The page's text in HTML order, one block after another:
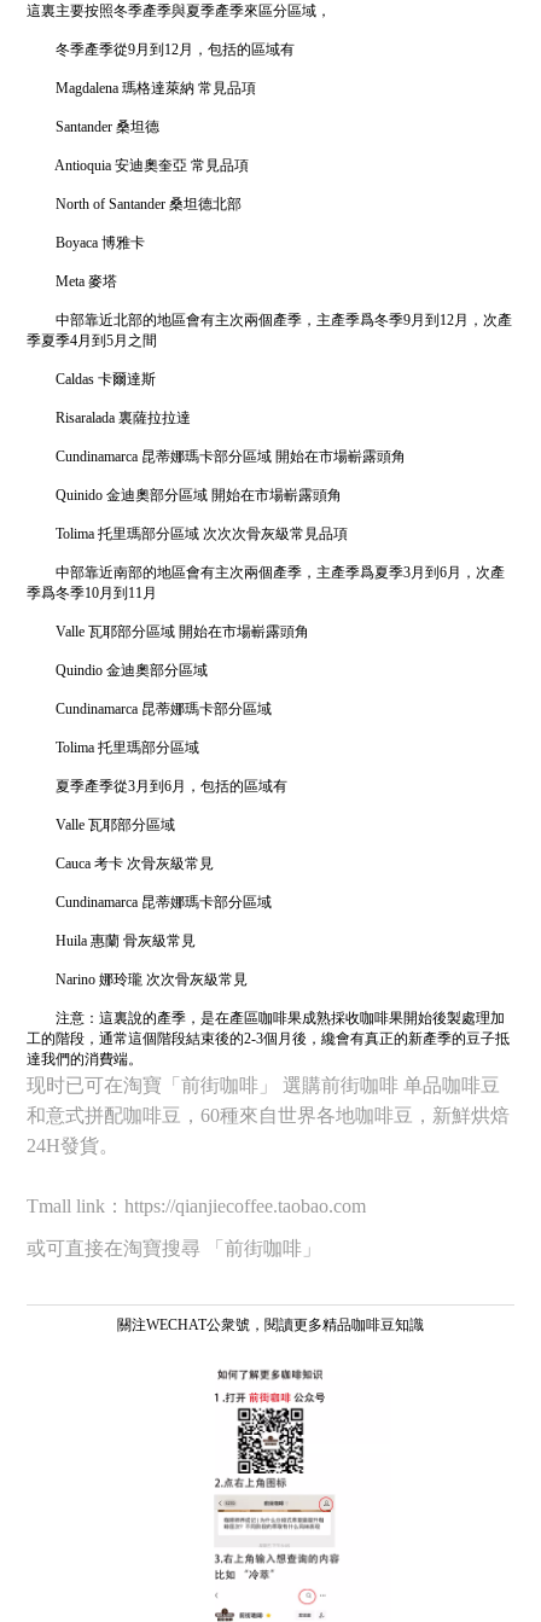
這裏主要按照冬季產季與夏季產季來區分區域，
冬季產季從9月到12月，包括的區域有
Magdalena 瑪格達萊納 常見品項
Santander 桑坦德
Antioquia 安迪奧奎亞 常見品項
North of Santander 桑坦德北部
Boyaca 博雅卡
Meta 麥塔
中部靠近北部的地區會有主次兩個產季，主產季爲冬季9月到12月，次產
季夏季4月到5月之間
Caldas 卡爾達斯
Risaralada 裏薩拉拉達
Cundinamarca 昆蒂娜瑪卡部分區域 開始在市場嶄露頭角
Quinido 金迪奧部分區域 開始在市場嶄露頭角
Tolima 托里瑪部分區域 次次次骨灰級常見品項
中部靠近南部的地區會有主次兩個產季，主產季爲夏季3月到6月，次產
季爲冬季10月到11月
Valle 瓦耶部分區域 開始在市場嶄露頭角
Quindio 金迪奧部分區域
Cundinamarca 昆蒂娜瑪卡部分區域
Tolima 托里瑪部分區域
夏季產季從3月到6月，包括的區域有
Valle 瓦耶部分區域
Cauca 考卡 次骨灰級常見
Cundinamarca 昆蒂娜瑪卡部分區域
Huila 惠蘭 骨灰級常見
Narino 娜玲瓏 次次骨灰級常見
注意：這裏說的產季，是在產區咖啡果成熟採收咖啡果開始後製處理加
工的階段，通常這個階段結束後的2-3個月後，纔會有真正的新產季的豆子抵
達我們的消費端。
现时已可在淘寶「前街咖啡」 選購前街咖啡 单品咖啡豆
和意式拼配咖啡豆，60種來自世界各地咖啡豆，新鮮烘焙
24H發貨。
Tmall link：https://qianjiecoffee.taobao.com
或可直接在淘寶搜尋 「前街咖啡」
關注WECHAT公衆號，閱讀更多精品咖啡豆知識